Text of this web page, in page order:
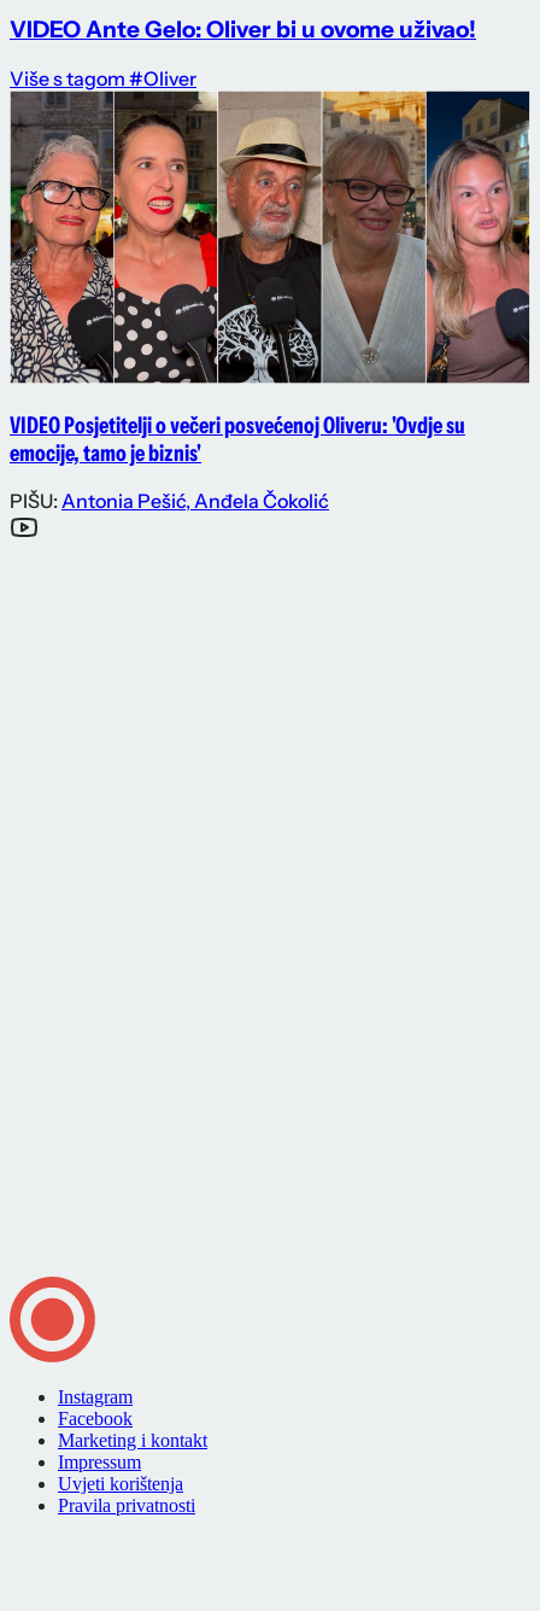
VIDEO Ante Gelo: Oliver bi u ovome uživao!
Više s tagom #Oliver
VIDEO Posjetitelji o večeri posvećenoj Oliveru: 'Ovdje su
emocije, tamo je biznis'
PIŠU: Antonia Pešić,Anđela Čokolić
Instagram
Facebook
Marketing i kontakt
Impressum
Uvjeti korištenja
Pravila privatnosti